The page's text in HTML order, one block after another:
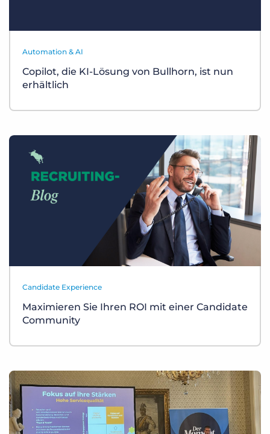
Automation & AI
Copilot, die KI-Lösung von Bullhorn, ist nun
erhältlich
Candidate Experience
Maximieren Sie Ihren ROI mit einer Candidate
Community